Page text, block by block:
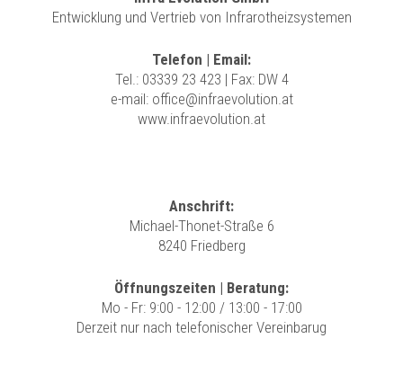
Entwicklung und Vertrieb von Infrarotheizsystemen
Telefon | Email:
Tel.: 03339 23 423 | Fax: DW 4
e-mail: office@infraevolution.at
www.infraevolution.at
Anschrift:
Michael-Thonet-Straße 6
8240 Friedberg
Öffnungszeiten | Beratung:
Mo - Fr: 9:00 - 12:00 / 13:00 - 17:00
Derzeit nur nach telefonischer Vereinbarug